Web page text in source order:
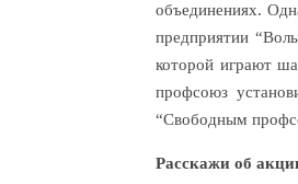
объединениях.
предприятии
которой играют
профсоюз
“Свободным
Расскажи об